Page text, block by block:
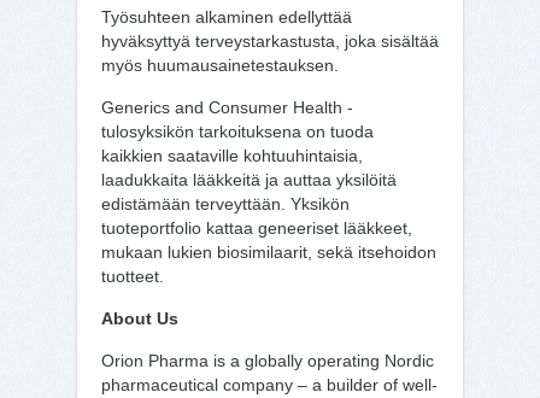
Työsuhteen alkaminen edellyttää
hyväksyttyä terveystarkastusta, joka sisältää
myös huumausainetestauksen.
Generics and Consumer Health -
tulosyksikön tarkoituksena on tuoda
kaikkien saataville kohtuuhintaisia,
laadukkaita lääkkeitä ja auttaa yksilöitä
edistämään terveyttään. Yksikön
tuoteportfolio kattaa geneeriset lääkkeet,
mukaan lukien biosimilaarit, sekä itsehoidon
tuotteet.
About Us
Orion Pharma is a globally operating Nordic
pharmaceutical company – a builder of well-